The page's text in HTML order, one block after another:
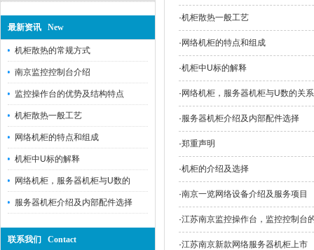
最新资讯 New
机柜散热的常规方式
南京监控控制台介绍
监控操作台的优势及结构特点
机柜散热一般工艺
网络机柜的特点和组成
机柜中U标的解释
网络机柜，服务器机柜与U数的
服务器机柜介绍及内部配件选择
联系我们 Contact
·机柜散热一般工艺
· 网络机柜的特点和组成
·机柜中U标的解释
· 网络机柜，服务器机柜与U数的关系
·服务器机柜介绍及内部配件选择
·郑重声明
·机柜的介绍及选择
·南京一览网络设备介绍及服务项目
·江苏南京监控操作台，监控控制台
·江苏南京新款网络服务器机柜上市